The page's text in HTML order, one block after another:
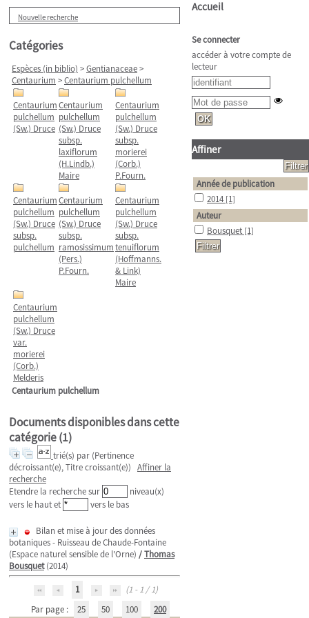
Nouvelle recherche
Catégories
Espèces (in biblio) >Gentianaceae>
Centaurium >Centaurium pulchellum
Centaurium
pulchellum
(Sw.) Druce
Centaurium
pulchellum
(Sw.) Druce
subsp.
laxiflorum
(H.Lindb.)
Maire
Centaurium
pulchellum
(Sw.) Druce
subsp.
morierei
(Corb.)
P.Fourn.
Centaurium
pulchellum
(Sw.) Druce
subsp.
pulchellum
Centaurium
pulchellum
(Sw.) Druce
subsp.
ramosissimum
(Pers.)
P.Fourn.
Centaurium
pulchellum
(Sw.) Druce
subsp.
tenuiflorum
(Hoffmanns.
& Link)
Maire
Centaurium
pulchellum
(Sw.) Druce
var.
morierei
(Corb.)
Melderis
Centaurium pulchellum
Documents disponibles dans cette
catégorie (1)
trié(s) par (Pertinence
décroissant(e), Titre croissant(e)) Affiner la
recherche
Etendre la recherche sur
niveau(x)
vers le haut et
vers le bas
Bilan et mise à jour des données
botaniques - Ruisseau de Chaude-Fontaine
(Espace naturel sensible de l'Orne) /Thomas
Bousquet(2014)
1
(1 - 1 / 1)
Par page :
25 50 100 200
Accueil
Se connecter
accéder à votre compte de
lecteur
Affiner
Année de publication
2014 [1]
Auteur
Bousquet [1]